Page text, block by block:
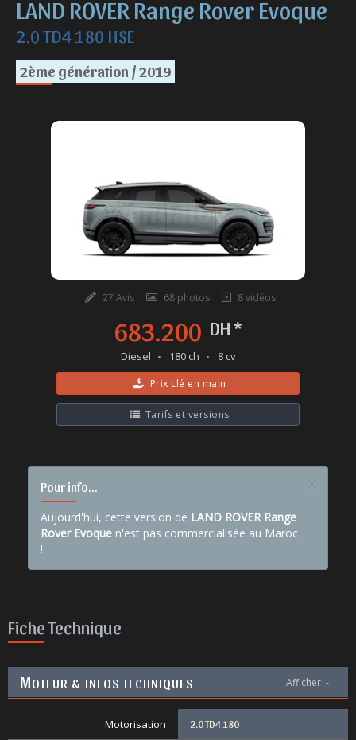
LAND ROVER Range Rover Evoque
2.0 TD4 180 HSE
2ème génération / 2019
27 Avis 68 photos 8 vidéos
683.200 DH *
Diesel 180 ch 8 cv
Prix clé en main
Tarifs et versions
×
Pour info...
Aujourd'hui, cette version de LAND ROVER Range
Rover Evoque n'est pas commercialisée au Maroc
!
Fiche Technique
MOTEUR & INFOS TECHNIQUES Afficher -
Motorisation 2.0 TD4 180